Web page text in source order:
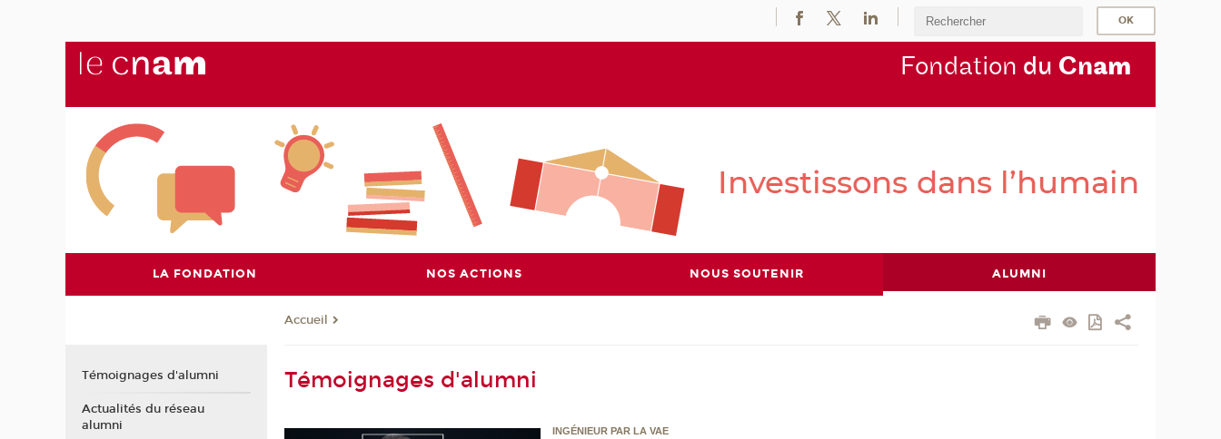
Fondation du Cnam
LA FONDATION NOS ACTIONS NOUS SOUTENIR ALUMNI
Accueil
Témoignages d'alumni
INGÉNIEUR PAR LA VAE
Témoignages d'alumni
Actualités du réseau
alumni